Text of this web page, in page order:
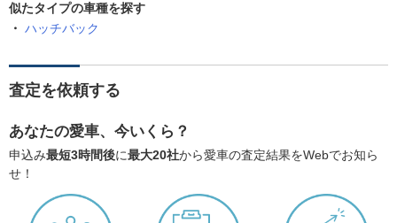
似たタイプの車種を探す
ハッチバック
査定を依頼する
あなたの愛車、今いくら？
申込み最短3時間後に最大20社から愛車の査定結果をWebでお知ら
せ！